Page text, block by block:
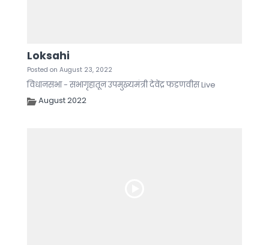
Loksahi
Posted on August 23, 2022
विधानसभा - सभागृहातून उपमुख्यमंत्री देवेंद्र फडणवीस Live
August 2022